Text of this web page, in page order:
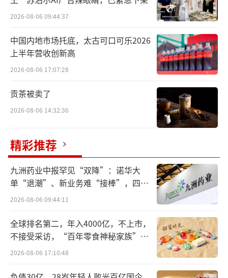
费者提供365天，稳定、可预期、高品质的美味
与服务。
据了解，这是麦当劳中国首次举办“粉丝
大会”，邀请全国各地近150位超级粉丝齐聚，
喜爱与热情，或与麦当劳品牌有着独特的情感
联结。
“麦当劳非常荣幸能成为中国消费者生活
的一部分，更有那么多消费者凝聚成为品牌粉
丝，形成了独特的麦当劳粉丝文化。在社交媒
体上，我们看到大家试吃新品、收集玩具、进
行创作，看到大家在麦当劳与朋友家人相聚，
看到很多人因为喜欢麦当劳而认识彼此、成为
好友。”麦当劳中国首席影响官顾磊说。
值得一提的是，麦当劳中国每年接待顾客
2026-08-06 09:44:37
中国内地市场托底，太古可口可乐2026
上半年营收创新高
2026-08-06 17:07:28
贡茶被卖了
2026-08-06 14:32:36
精彩推荐
九洲药业中报罕见“双降”：诺华大
单“退潮”、新业务难“接棒”，四大
难关待闯
2026-08-06 09:44:11
全球排名第二，年入4000亿，不上市，
不接受采访，“百年零食神秘家族”浮
出水面？
2026-08-06 17:10:48